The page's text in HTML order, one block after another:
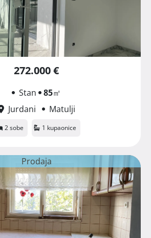
272.000 €
Stan 85㎡
Jurdani
Matulji
2 sobe 1 kupaonice
Prodaja